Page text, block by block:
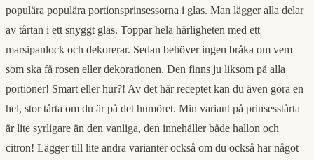
populära populära portionsprinsessorna i glas. Man lägger alla delar
av tårtan i ett snyggt glas. Toppar hela härligheten med ett
marsipanlock och dekorerar. Sedan behöver ingen bråka om vem
som ska få rosen eller dekorationen. Den finns ju liksom på alla
portioner! Smart eller hur?! Av det här receptet kan du även göra en
hel, stor tårta om du är på det humöret. Min variant på prinsesstårta
är lite syrligare än den vanliga, den innehåller både hallon och
citron! Lägger till lite andra varianter också om du också har något